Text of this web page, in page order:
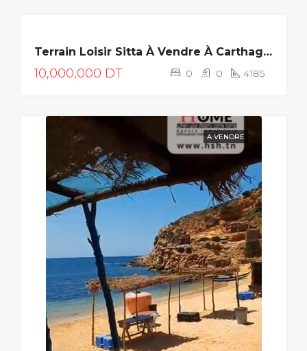
VENDRE
Terrain Loisir Sitta À Vendre À Carthage Amilcar
10,000,000 DT 0 0 4185
A VENDRE